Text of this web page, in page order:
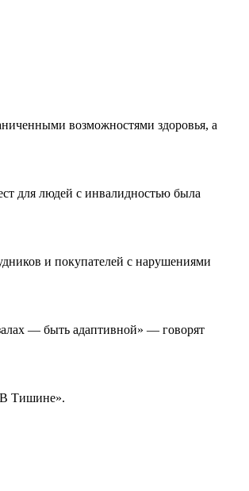
возможностями здоровья, а
для людей с инвалидностью была
и покупателей с нарушениями
— быть адаптивной» — говорят
Тишине».